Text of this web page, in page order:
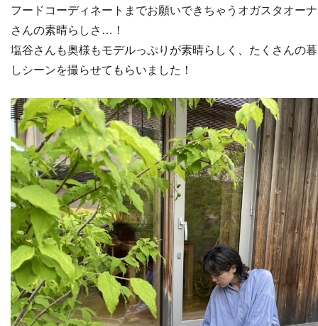
フードコーディネートまでお願いできちゃうオガスタオー
さんの素晴らしさ…！
塩谷さんも奥様もモデルっぷりが素晴らしく、たくさんの
しシーンを撮らせてもらいました！